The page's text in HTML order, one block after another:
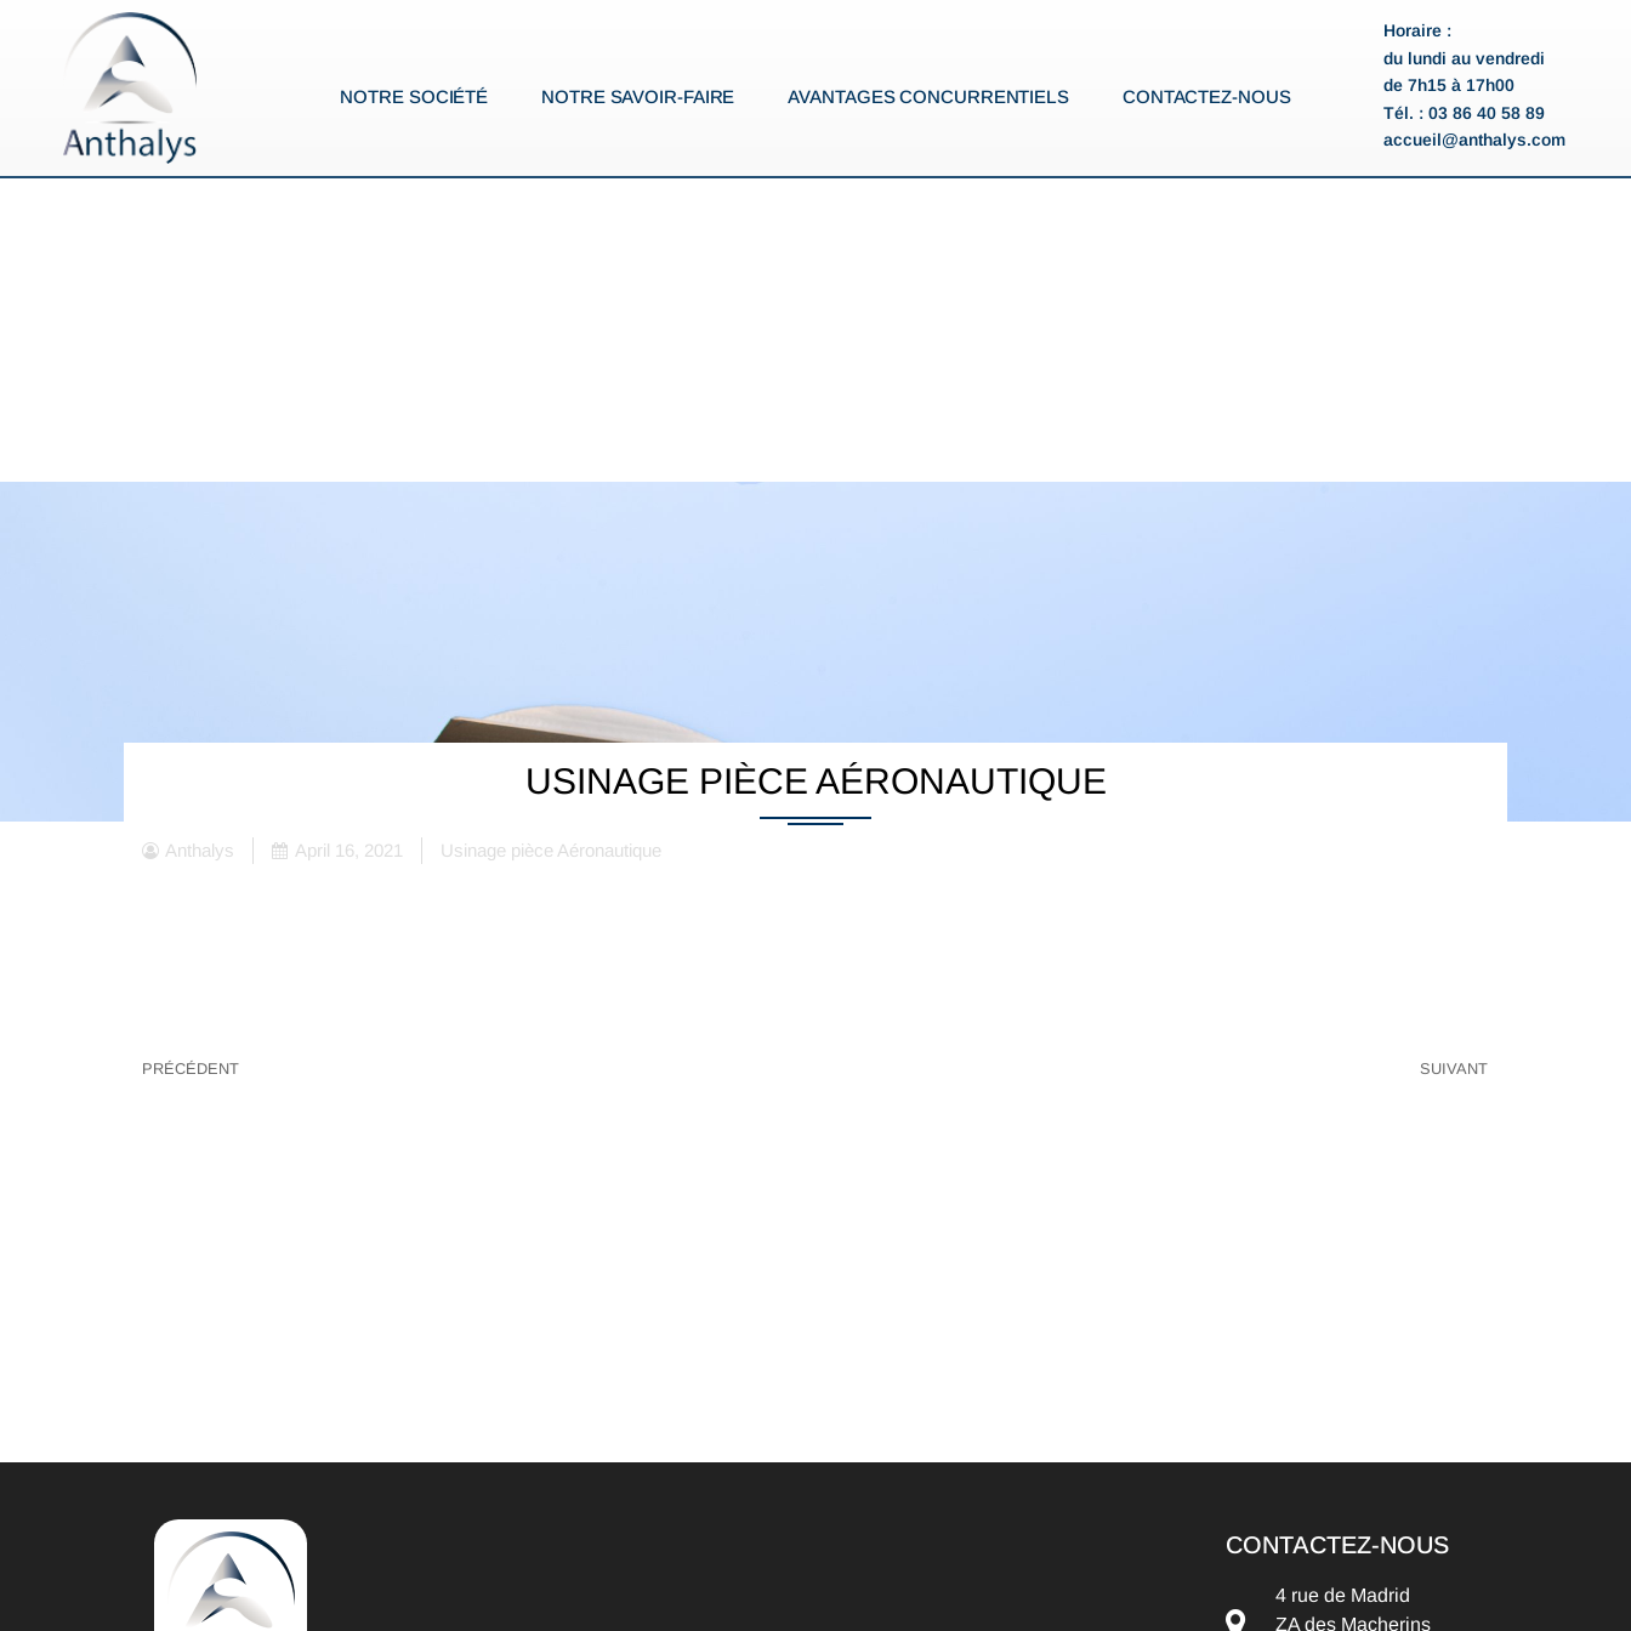
NOTRE SOCIÉTÉ NOTRE SAVOIR-FAIRE AVANTAGES CONCURRENTIELS CONTACTEZ-NOUS
Horaire :
du lundi au vendredi
de 7h15 à 17h00
Tél. : 03 86 40 58 89
accueil@anthalys.com
USINAGE PIÈCE AÉRONAUTIQUE
Anthalys April 16, 2021 Usinage pièce Aéronautique
PRÉCÉDENT SUIVANT
CONTACTEZ-NOUS
4 rue de Madrid
ZA des Macherins